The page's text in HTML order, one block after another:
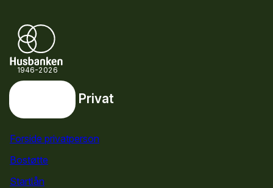
1946-2026
Privat
Forside privatperson
Bostøtte
Startlån